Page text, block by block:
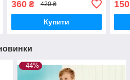
360₴ 420 ₴
Купити
150
–44%